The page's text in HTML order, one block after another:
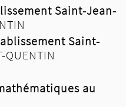
Saint-Jean-
Saint-
QUENTIN
au